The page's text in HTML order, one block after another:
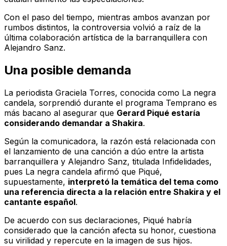
Con el paso del tiempo, mientras ambos avanzan por
rumbos distintos, la controversia volvió a raíz de la
última colaboración artística de la barranquillera con
Alejandro Sanz.
Una posible demanda
La periodista Graciela Torres, conocida como La negra
candela, sorprendió durante el programa Temprano es
más bacano al asegurar que Gerard Piqué estaría
considerando demandar a Shakira.
Según la comunicadora, la razón está relacionada con
el lanzamiento de una canción a dúo entre la artista
barranquillera y Alejandro Sanz, titulada Infidelidades,
pues La negra candela afirmó que Piqué,
supuestamente, interpretó la temática del tema como
una referencia directa a la relación entre Shakira y el
cantante español.
De acuerdo con sus declaraciones, Piqué habría
considerado que la canción afecta su honor, cuestiona
su virilidad y repercute en la imagen de sus hijos.